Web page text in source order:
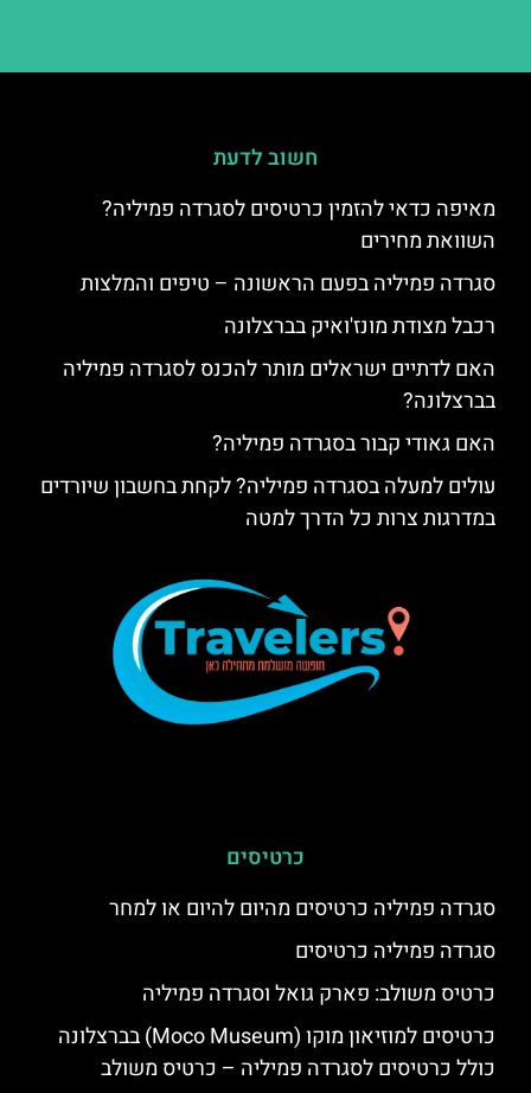
חשוב לדעת
מאיפה כדאי להזמין כרטיסים לסגרדה פמיליה?
השוואת מחירים
סגרדה פמיליה בפעם הראשונה – טיפים והמלצות
רכבל מצודת מונז'ואיק בברצלונה
האם לדתיים ישראלים מותר להכנס לסגרדה פמיליה
בברצלונה?
האם גאודי קבור בסגרדה פמיליה?
עולים למעלה בסגרדה פמיליה? לקחת בחשבון שיורדים
במדרגות צרות כל הדרך למטה
כרטיסים
סגרדה פמיליה כרטיסים מהיום להיום או למחר
סגרדה פמיליה כרטיסים
כרטיס משולב: פארק גואל וסגרדה פמיליה
כרטיסים למוזיאון מוקו (Moco Museum) בברצלונה
כולל כרטיסים לסגרדה פמיליה – כרטיס משולב